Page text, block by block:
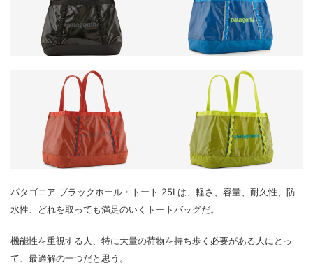
パタゴニア ブラックホール・トート 25Lは、軽さ、容量、耐久性、防
水性、どれを取っても満足のいくトートバッグだ。
機能性を重視する人、特に大量の荷物を持ち歩く必要がある人にとっ
て、最適解の一つだと思う。